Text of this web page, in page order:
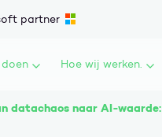
partner
Hoe wij werken.
datachaos naar AI-